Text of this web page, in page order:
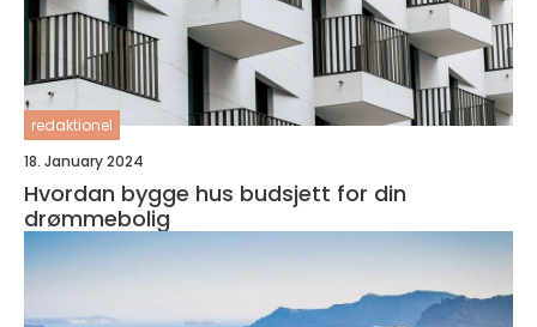
redaktionel
18. January 2024
Hvordan bygge hus budsjett for din
drømmebolig